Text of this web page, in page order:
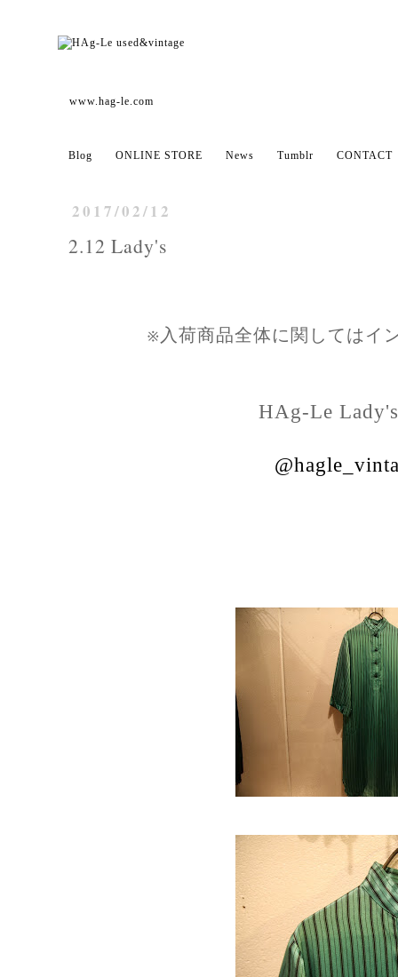
www.hag-le.com
Blog ONLINE STORE News Tumblr CONTACT
2017/02/12
2.12 Lady's
※入荷商品全体に関してはイ
HAg-Le